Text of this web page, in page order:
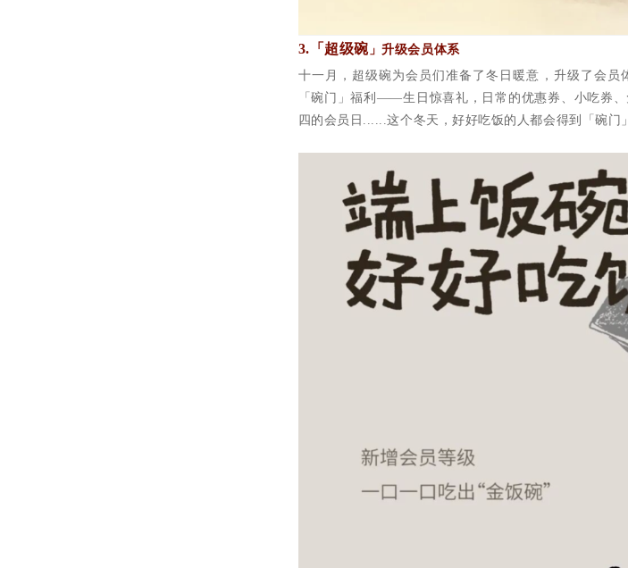
3. 「超级碗」升级会员体系
十一月，超级碗为会员们准备了冬日暖意，升级了会
「碗门」福利——生日惊喜礼，日常的优惠券、小吃券
四的会员日......这个冬天，好好吃饭的人都会得到「碗门